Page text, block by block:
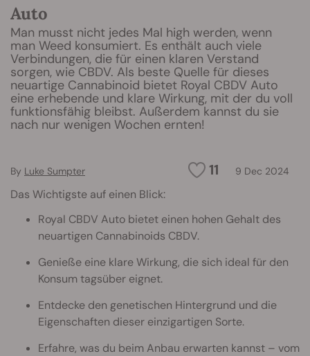
Auto
Man musst nicht jedes Mal high werden, wenn
man Weed konsumiert. Es enthält auch viele
Verbindungen, die für einen klaren Verstand
sorgen, wie CBDV. Als beste Quelle für dieses
neuartige Cannabinoid bietet Royal CBDV Auto
eine erhebende und klare Wirkung, mit der du voll
funktionsfähig bleibst. Außerdem kannst du sie
nach nur wenigen Wochen ernten!
11 9 Dec 2024
By Luke Sumpter
Das Wichtigste auf einen Blick:
Royal CBDV Auto bietet einen hohen Gehalt des
neuartigen Cannabinoids CBDV.
Genieße eine klare Wirkung, die sich ideal für den
Konsum tagsüber eignet.
Entdecke den genetischen Hintergrund und die
Eigenschaften dieser einzigartigen Sorte.
Erfahre, was du beim Anbau erwarten kannst – vom